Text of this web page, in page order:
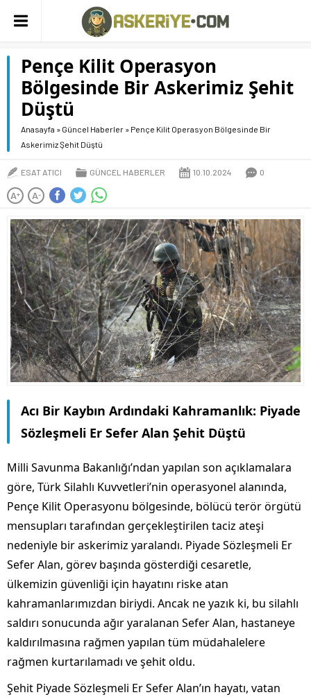
Pençe Kilit Operasyon
Bölgesinde Bir Askerimiz Şehit
Düştü
Anasayfa » Güncel Haberler » Pençe Kilit Operasyon Bölgesinde Bir
Askerimiz Şehit Düştü
ESAT ATICI GÜNCEL HABERLER 10.10.2024 0
A+ A-
Acı Bir Kaybın Ardındaki Kahramanlık: Piyade
Sözleşmeli Er Sefer Alan Şehit Düştü
Milli Savunma Bakanlığı’ndan yapılan son açıklamalara
göre, Türk Silahlı Kuvvetleri’nin operasyonel alanında,
Pençe Kilit Operasyonu bölgesinde, bölücü terör örgütü
mensupları tarafından gerçekleştirilen taciz ateşi
nedeniyle bir askerimiz yaralandı. Piyade Sözleşmeli Er
Sefer Alan, görev başında gösterdiği cesaretle,
ülkemizin güvenliği için hayatını riske atan
kahramanlarımızdan biriydi. Ancak ne yazık ki, bu silahlı
saldırı sonucunda ağır yaralanan Sefer Alan, hastaneye
kaldırılmasına rağmen yapılan tüm müdahalelere
rağmen kurtarılamadı ve şehit oldu.
Şehit Piyade Sözleşmeli Er Sefer Alan’ın hayatı, vatan